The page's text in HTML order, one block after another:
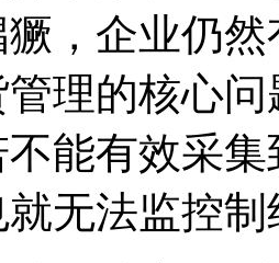
，企业仍
管理的核心
能有效采
无法监控